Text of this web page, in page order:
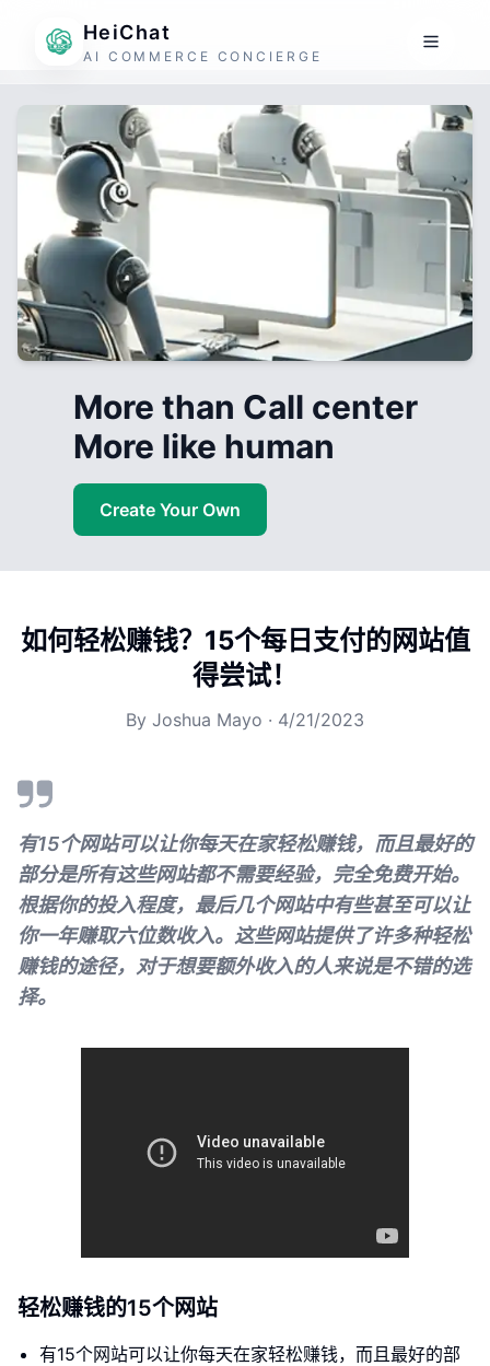
HeiChat
AI COMMERCE CONCIERGE
More than Call center
More like human
Create Your Own
如何轻松赚钱？15个每日支付的网站值
得尝试！
By Joshua Mayo · 4/21/2023
有15个网站可以让你每天在家轻松赚钱，而且最好的
部分是所有这些网站都不需要经验，完全免费开始。
根据你的投入程度，最后几个网站中有些甚至可以让
你一年赚取六位数收入。这些网站提供了许多种轻松
赚钱的途径，对于想要额外收入的人来说是不错的选
择。
轻松赚钱的15个网站
有15个网站可以让你每天在家轻松赚钱，而且最好的部